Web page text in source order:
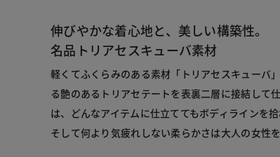
伸びやかな着心地と、美しい構築性。
名品トリアセスキューバ素材
軽くてふくらみのある素材「トリアセスキューバ
る艶のあるトリアセテートを表裏二層に接結して
は、どんなアイテムに仕立ててもボディラインを
そして何より気疲れしない柔らかさは大人の女性を